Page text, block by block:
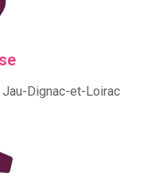
Dignac-et-Loirac